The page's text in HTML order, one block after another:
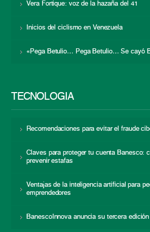
Vera Fortique: voz de la hazaña del 41
Inicios del ciclismo en Venezuela
«Pega Betulio… Pega Betulio… Se cayó
TECNOLOGÍA
Recomendaciones para evitar el fraude
Claves para proteger tu cuenta Banesco:
prevenir estafas
Ventajas de la inteligencia artificial para
emprendedores
BanescoInnova anuncia su tercera edición